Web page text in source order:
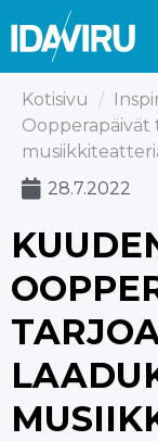
Kotisivu /
Oopperapäivät
28.7.2022